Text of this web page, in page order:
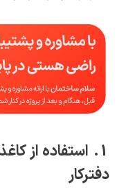
1. استفاده از
دفترکار